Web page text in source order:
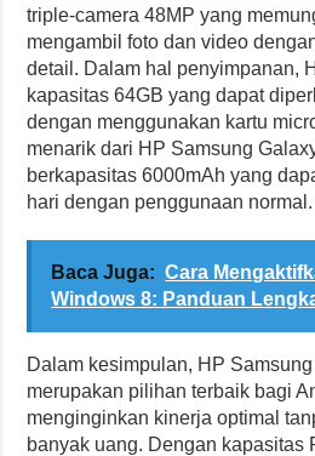
triple-camera 48MP yang
mengambil foto dan video
detail. Dalam hal penyimpanan,
kapasitas 64GB yang dapat
dengan menggunakan kartu
menarik dari HP Samsung
berkapasitas 6000mAh yang
hari dengan penggunaan normal.
Baca Juga: Cara
Windows 8: Panduan
Dalam kesimpulan, HP
merupakan pilihan terbaik bagi
menginginkan kinerja optimal
banyak uang. Dengan kapasitas